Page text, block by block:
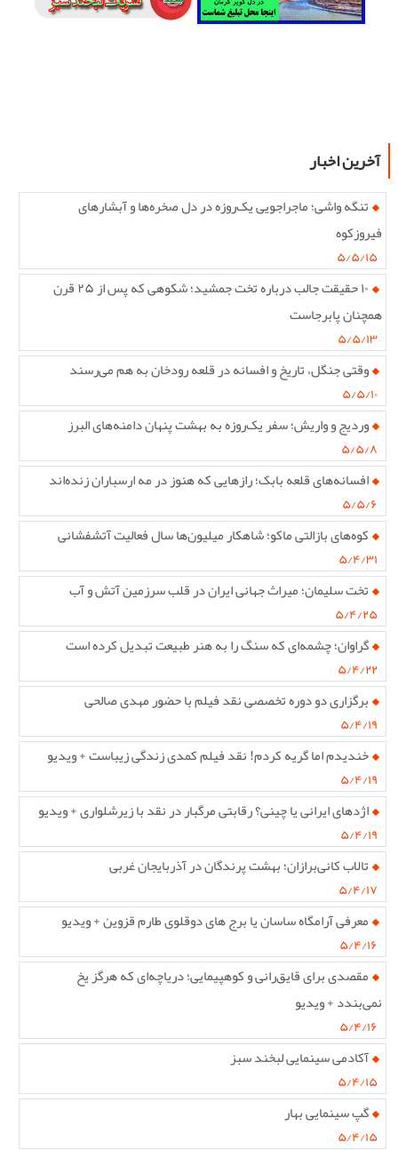
آخرین اخبار
تنگه واشی؛ ماجراجویی یک‌روزه در دل صخره‌ها و آبشارهای
فیروزکوه
۵/۵/۱۵
۱۰ حقیقت جالب درباره تخت جمشید؛ شکوهی که پس از ۲۵ قرن
همچنان پابرجاست
۵/۵/۱۳
وقتی جنگل، تاریخ و افسانه در قلعه رودخان به هم می‌رسند
۵/۵/۱۰
وردیج و واریش؛ سفر یک‌روزه به بهشت پنهان دامنه‌های البرز
۵/۵/۸
افسانه‌های قلعه بابک؛ رازهایی که هنوز در مه ارسباران زنده‌اند
۵/۵/۶
کوه‌های بازالتی ماکو؛ شاهکار میلیون‌ها سال فعالیت آتشفشانی
۵/۴/۳۱
تخت سلیمان؛ میراث جهانی ایران در قلب سرزمین آتش و آب
۵/۴/۲۵
گراوان؛ چشمه‌ای که سنگ را به هنر طبیعت تبدیل کرده است
۵/۴/۲۲
برگزاری دو دوره تخصصی نقد فیلم با حضور مهدی صالحی
۵/۴/۱۹
خندیدم اما گریه کردم! نقد فیلم کمدی زندگی زیباست + ویدیو
۵/۴/۱۹
اژدهای ایرانی یا چینی؟ رقابتی مرگبار در نقد با زیرشلواری + ویدیو
۵/۴/۱۹
تالاب کانی‌برازان؛ بهشت پرندگان در آذربایجان غربی
۵/۴/۱۷
معرفی آرامگاه ساسان یا برج های دوقلوی طارم قزوین + ویدیو
۵/۴/۱۶
مقصدی برای قایق‌رانی و کوهپیمایی؛ دریاچه‌ای که هرگز یخ
نمی‌بندد + ویدیو
۵/۴/۱۶
آکادمی سینمایی لبخند سبز
۵/۴/۱۵
گپ سینمایی بهار
۵/۴/۱۵